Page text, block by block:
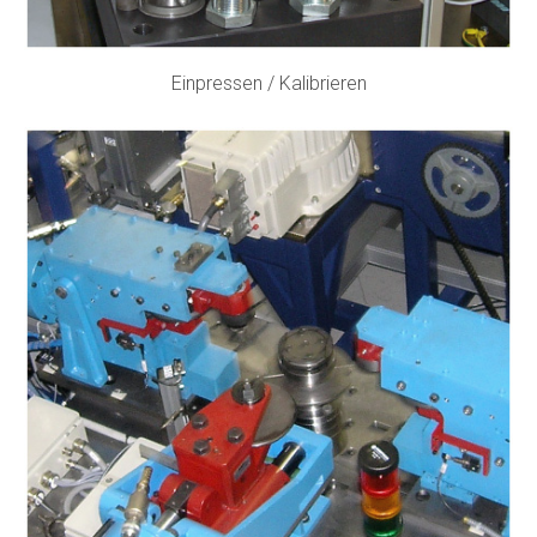
Einpressen / Kalibrieren